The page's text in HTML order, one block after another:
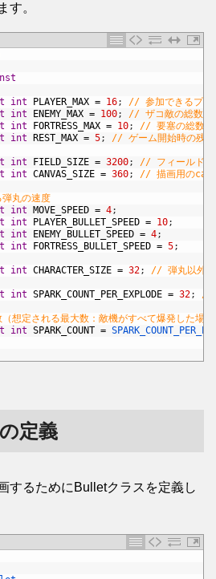
す。
int PLAYER_MAX = 16;
// 参加できるプレ
int ENEMY_MAX = 100;
// ザコ敵の総数
int FORTRESS_MAX = 10;
// 要塞の総数
int REST_MAX = 5; // ゲーム開始時の残
int FIELD_SIZE = 3200;
// フィールドの
int CANVAS_SIZE = 360; // 描画用の
丸の速度
int MOVE_SPEED = 4;
int PLAYER_BULLET_SPEED = 10;
int ENEMY_BULLET_SPEED = 4;
int FORTRESS_BULLET_SPEED = 5;
int CHARACTER_SIZE = 32; // 弾丸以外の
int SPARK_COUNT_PER_EXPLODE = 32; //
想定される最大数：敵機がすべて爆発した場
int SPARK_COUNT =
定義
するためにBulletクラスを定義し